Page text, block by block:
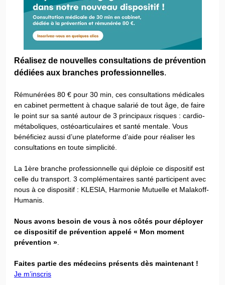
Réalisez de nouvelles consultations de prévention
dédiées aux branches professionnelles.
Rémunérées 80 € pour 30 min, ces consultations médicales
en cabinet permettent à chaque salarié de tout âge, de faire
le point sur sa santé autour de 3 principaux risques : cardio-
métaboliques, ostéoarticulaires et santé mentale. Vous
bénéficiez aussi d’une plateforme d’aide pour réaliser les
consultations en toute simplicité.
La 1ère branche professionnelle qui déploie ce dispositif est
celle du transport. 3 complémentaires santé participent avec
nous à ce dispositif : KLESIA, Harmonie Mutuelle et Malakoff-
Humanis.
Nous avons besoin de vous à nos côtés pour déployer
ce dispositif de prévention appelé « Mon moment
prévention »
Faites partie des médecins présents dès maintenant !
Je m’inscris